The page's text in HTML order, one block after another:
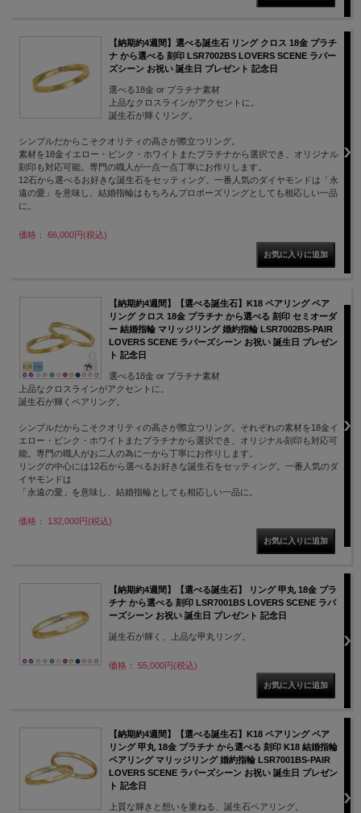
【納期約4週間】選べる誕生石 リング クロス 18金 プラチ
ナ から選べる 刻印 LSR7002BS LOVERS SCENE ラバー
ズシーン お祝い 誕生日 プレゼント 記念日
選べる18金 or プラチナ素材
上品なクロスラインがアクセントに。
誕生石が輝くリング。
シンプルだからこそクオリティの高さが際立つリング。
素材を18金イエロー・ピンク・ホワイトまたプラチナから選択でき、オリジナル
刻印も対応可能。専門の職人が一点一点丁寧にお作りします。
12石から選べるお好きな誕生石をセッティング。一番人気のダイヤモンドは「永
遠の愛」を意味し、結婚指輪はもちろんプロポーズリングとしても相応しい一品
に。
価格： 66,000円(税込)
【納期約4週間】【選べる誕生石】K18 ペアリング ペア
リング クロス 18金 プラチナ から選べる 刻印 セミオーダ
ー 結婚指輪 マリッジリング 婚約指輪 LSR7002BS-PAIR
LOVERS SCENE ラバーズシーン お祝い 誕生日 プレゼン
ト 記念日
選べる18金 or プラチナ素材
上品なクロスラインがアクセントに。
誕生石が輝くペアリング。
シンプルだからこそクオリティの高さが際立つリング。それぞれの素材を18金イ
エロー・ピンク・ホワイトまたプラチナから選択でき、オリジナル刻印も対応可
能。専門の職人がお二人の為に一から丁寧にお作りします。
リングの中心には12石から選べるお好きな誕生石をセッティング。一番人気のダ
イヤモンドは
「永遠の愛」を意味し、結婚指輪としても相応しい一品に。
価格： 132,000円(税込)
【納期約4週間】【選べる誕生石】 リング 甲丸 18金 プラ
チナ から選べる 刻印 LSR7001BS LOVERS SCENE ラバ
ーズシーン お祝い 誕生日 プレゼント 記念日
誕生石が輝く、上品な甲丸リング。
価格： 55,000円(税込)
【納期約4週間】【選べる誕生石】K18 ペアリング ペア
リング 甲丸 18金 プラチナ から選べる 刻印 K18 結婚指輪
ペアリング マリッジリング 婚約指輪 LSR7001BS-PAIR
LOVERS SCENE ラバーズシーン お祝い 誕生日 プレゼン
ト 記念日
上質な輝きと想いを重ねる、誕生石ペアリング。